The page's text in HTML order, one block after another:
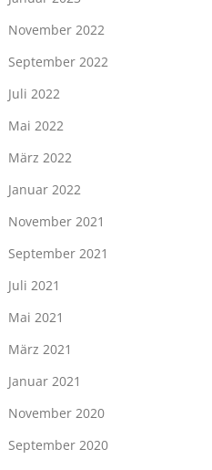
November 2022
September 2022
Juli 2022
Mai 2022
März 2022
Januar 2022
November 2021
September 2021
Juli 2021
Mai 2021
März 2021
Januar 2021
November 2020
September 2020